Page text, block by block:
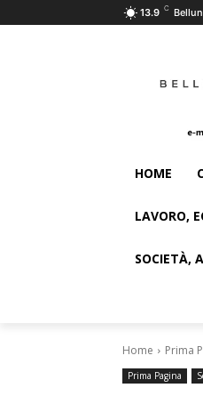
13.9 C
HOME
LAVORO,
SOCIETÀ,
Home Prima
Prima Pagina